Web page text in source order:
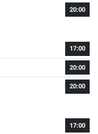
20:00
17:00
20:00
20:00
17:00